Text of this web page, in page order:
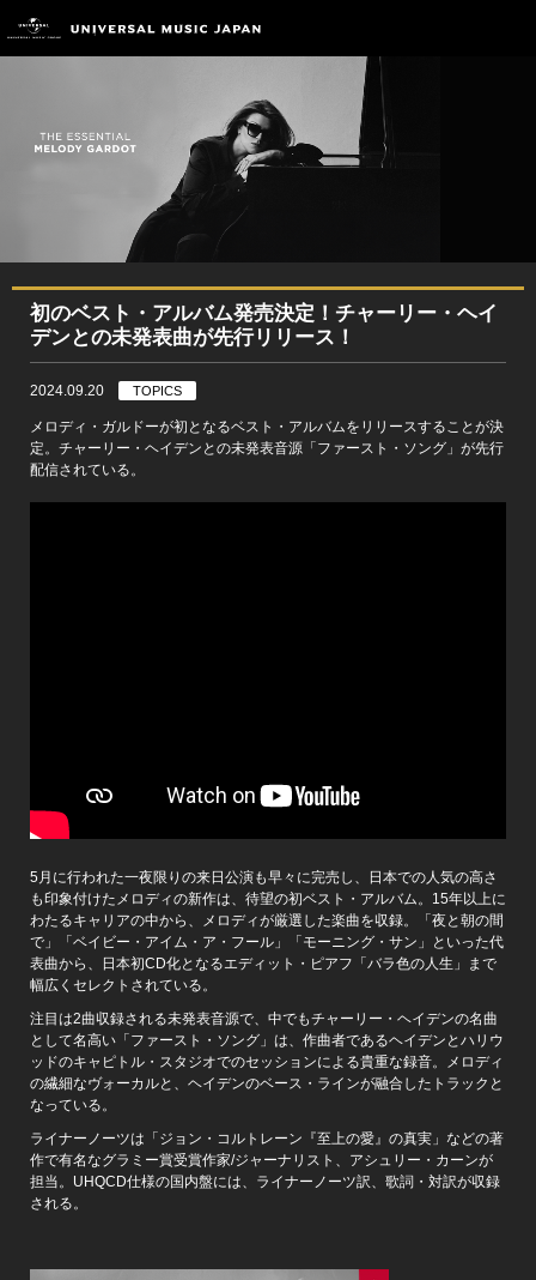
初のベスト・アルバム発売決定！チャーリー・ヘイ
デンとの未発表曲が先行リリース！
2024.09.20 TOPICS
メロディ・ガルドーが初となるベスト・アルバムをリリースすることが決
定。チャーリー・ヘイデンとの未発表音源「ファースト・ソング」が先行
配信されている。
5月に行われた一夜限りの来日公演も早々に完売し、日本での人気の高さ
も印象付けたメロディの新作は、待望の初ベスト・アルバム。15年以上に
わたるキャリアの中から、メロディが厳選した楽曲を収録。「夜と朝の間
で」「ベイビー・アイム・ア・フール」「モーニング・サン」といった代
表曲から、日本初CD化となるエディット・ピアフ「バラ色の人生」まで
幅広くセレクトされている。
注目は2曲収録される未発表音源で、中でもチャーリー・ヘイデンの名曲
として名高い「ファースト・ソング」は、作曲者であるヘイデンとハリウ
ッドのキャピトル・スタジオでのセッションによる貴重な録音。メロディ
の繊細なヴォーカルと、ヘイデンのベース・ラインが融合したトラックと
なっている。
ライナーノーツは「ジョン・コルトレーン『至上の愛』の真実」などの著
作で有名なグラミー賞受賞作家/ジャーナリスト、アシュリー・カーンが
担当。UHQCD仕様の国内盤には、ライナーノーツ訳、歌詞・対訳が収録
される。